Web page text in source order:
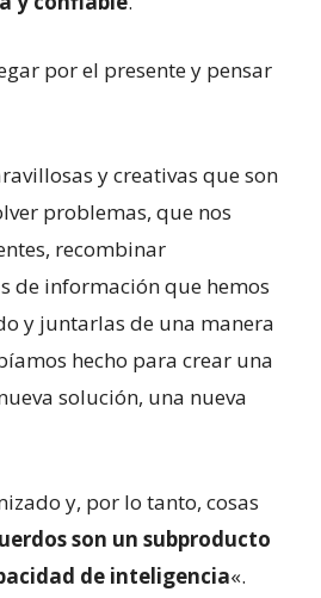
por el presente y pensar
y creativas que son
problemas, que nos
recombinar
de información que hemos
y juntarlas de una manera
hecho para crear una
solución, una nueva
y, por lo tanto, cosas
son un subproducto
de inteligencia«.